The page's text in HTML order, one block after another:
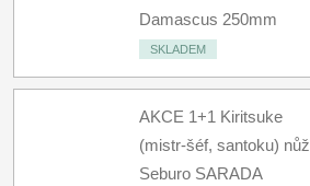
Damascus 250mm
SKLADEM
AKCE 1+1 Kiritsuke
(mistr-šéf, santoku) nůž
Seburo SARADA